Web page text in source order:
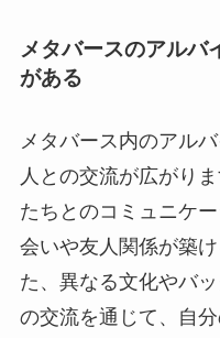
メタバースのアルバ
がある
メタバース内のアル
人との交流が広がり
たちとのコミュニケ
会いや友人関係が築
た、異なる文化やバ
の交流を通じて、自